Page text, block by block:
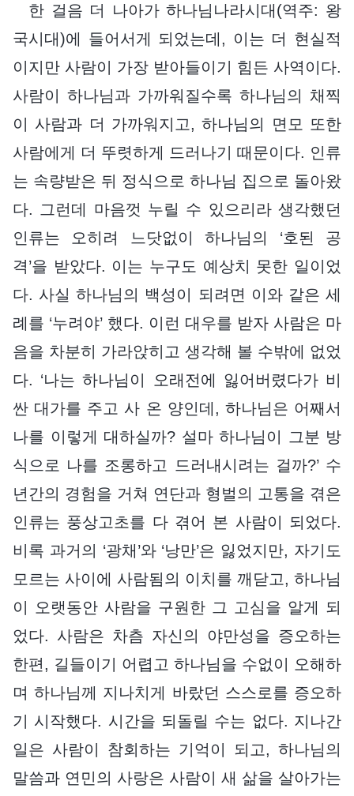
한 걸음 더 나아가 하나님나라시대(역주: 왕
국시대)에 들어서게 되었는데, 이는 더 현실적
이지만 사람이 가장 받아들이기 힘든 사역이다.
사람이 하나님과 가까워질수록 하나님의 채찍
이 사람과 더 가까워지고, 하나님의 면모 또한
사람에게 더 뚜렷하게 드러나기 때문이다. 인류
는 속량받은 뒤 정식으로 하나님 집으로 돌아왔
다. 그런데 마음껏 누릴 수 있으리라 생각했던
인류는 오히려 느닷없이 하나님의 ‘호된 공
격’을 받았다. 이는 누구도 예상치 못한 일이었
다. 사실 하나님의 백성이 되려면 이와 같은 세
례를 ‘누려야’ 했다. 이런 대우를 받자 사람은 마
음을 차분히 가라앉히고 생각해 볼 수밖에 없었
다. ‘나는 하나님이 오래전에 잃어버렸다가 비
싼 대가를 주고 사 온 양인데, 하나님은 어째서
나를 이렇게 대하실까? 설마 하나님이 그분 방
식으로 나를 조롱하고 드러내시려는 걸까?’ 수
년간의 경험을 거쳐 연단과 형벌의 고통을 겪은
인류는 풍상고초를 다 겪어 본 사람이 되었다.
비록 과거의 ‘광채’와 ‘낭만’은 잃었지만, 자기도
모르는 사이에 사람됨의 이치를 깨닫고, 하나님
이 오랫동안 사람을 구원한 그 고심을 알게 되
었다. 사람은 차츰 자신의 야만성을 증오하는
한편, 길들이기 어렵고 하나님을 수없이 오해하
며 하나님께 지나치게 바랐던 스스로를 증오하
기 시작했다. 시간을 되돌릴 수는 없다. 지나간
일은 사람이 참회하는 기억이 되고, 하나님의
말씀과 연민의 사랑은 사람이 새 삶을 살아가는